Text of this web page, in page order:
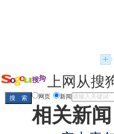
上网从搜
网页 新闻
相关新闻